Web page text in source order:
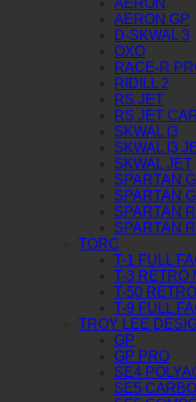
AERON GP
D-SKWAL 3
OXO
RACE-R
RIDILL 2
RS JET
RS JET
SKWAL I3
SKWAL I3
SKWAL JET
SPARTAN
SPARTAN
SPARTAN
SPARTAN
TORC
T-1 FULL
T-3 RETRO
T-50 RETRO
T-9 FULL
TROY LEE
GP
GP PRO
SE4
SE5